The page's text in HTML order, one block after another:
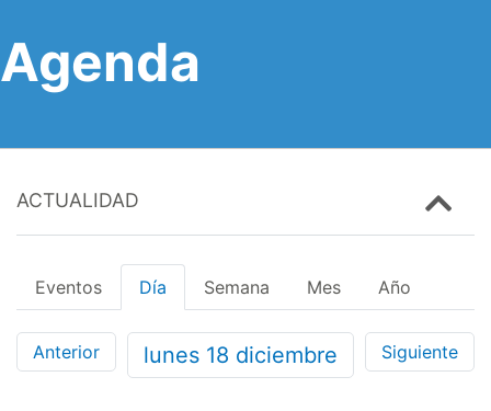
Agenda
ACTUALIDAD
Eventos Día Semana Mes Año
Anterior lunes 18 diciembre Siguiente